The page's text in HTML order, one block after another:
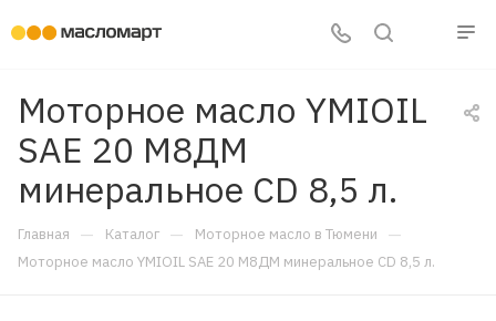
Моторное масло YMIOIL
SAE 20 М8ДМ
минеральное CD 8,5 л.
Главная — Каталог — Моторное масло в Тюмени —
Моторное масло YMIOIL SAE 20 М8ДМ минеральное CD 8,5 л.